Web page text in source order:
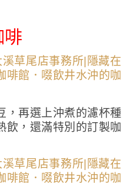
，再選上沖煮的濾杯種
飲，還滿特別的訂製咖